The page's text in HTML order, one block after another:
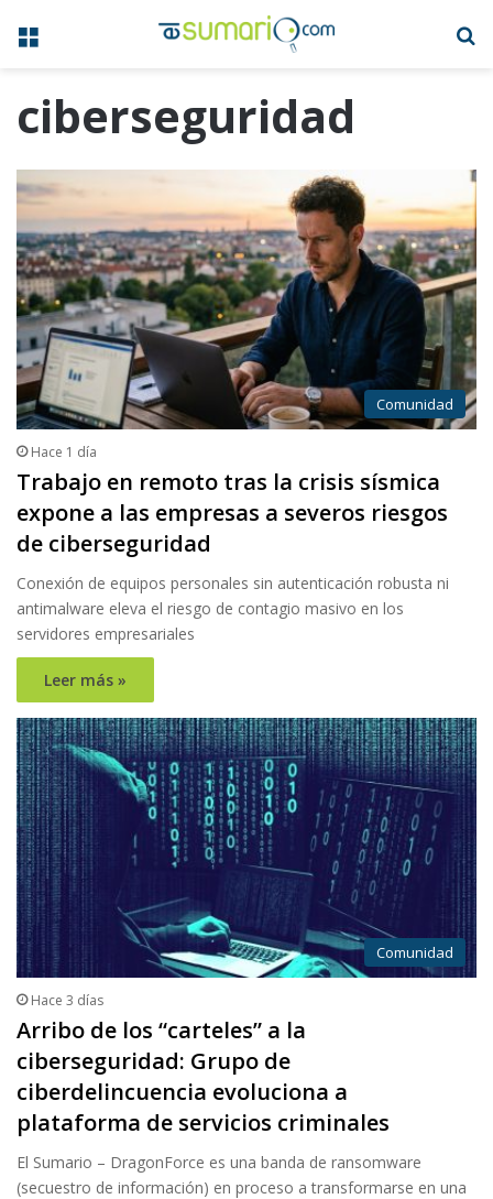
Menú
ciberseguridad
Comunidad
Hace 1 día
Trabajo en remoto tras la crisis sísmica
expone a las empresas a severos riesgos
de ciberseguridad
Conexión de equipos personales sin autenticación robusta ni
antimalware eleva el riesgo de contagio masivo en los
servidores empresariales
Leer más »
Comunidad
Hace 3 días
Arribo de los “carteles” a la
ciberseguridad: Grupo de
ciberdelincuencia evoluciona a
plataforma de servicios criminales
El Sumario – DragonForce es una banda de ransomware
(secuestro de información) en proceso a transformarse en una